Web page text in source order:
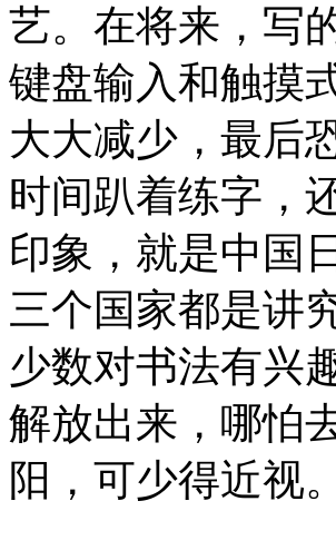
艺。在将来，写
键盘输入和触摸
大大减少，最后
时间趴着练字，
印象，就是中国
三个国家都是讲
少数对书法有兴
解放出来，哪怕
阳，可少得近视。